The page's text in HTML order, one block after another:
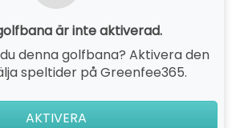
är inte aktiverad.
denna golfbana? Aktivera den
speltider på Greenfee365.
AKTIVERA